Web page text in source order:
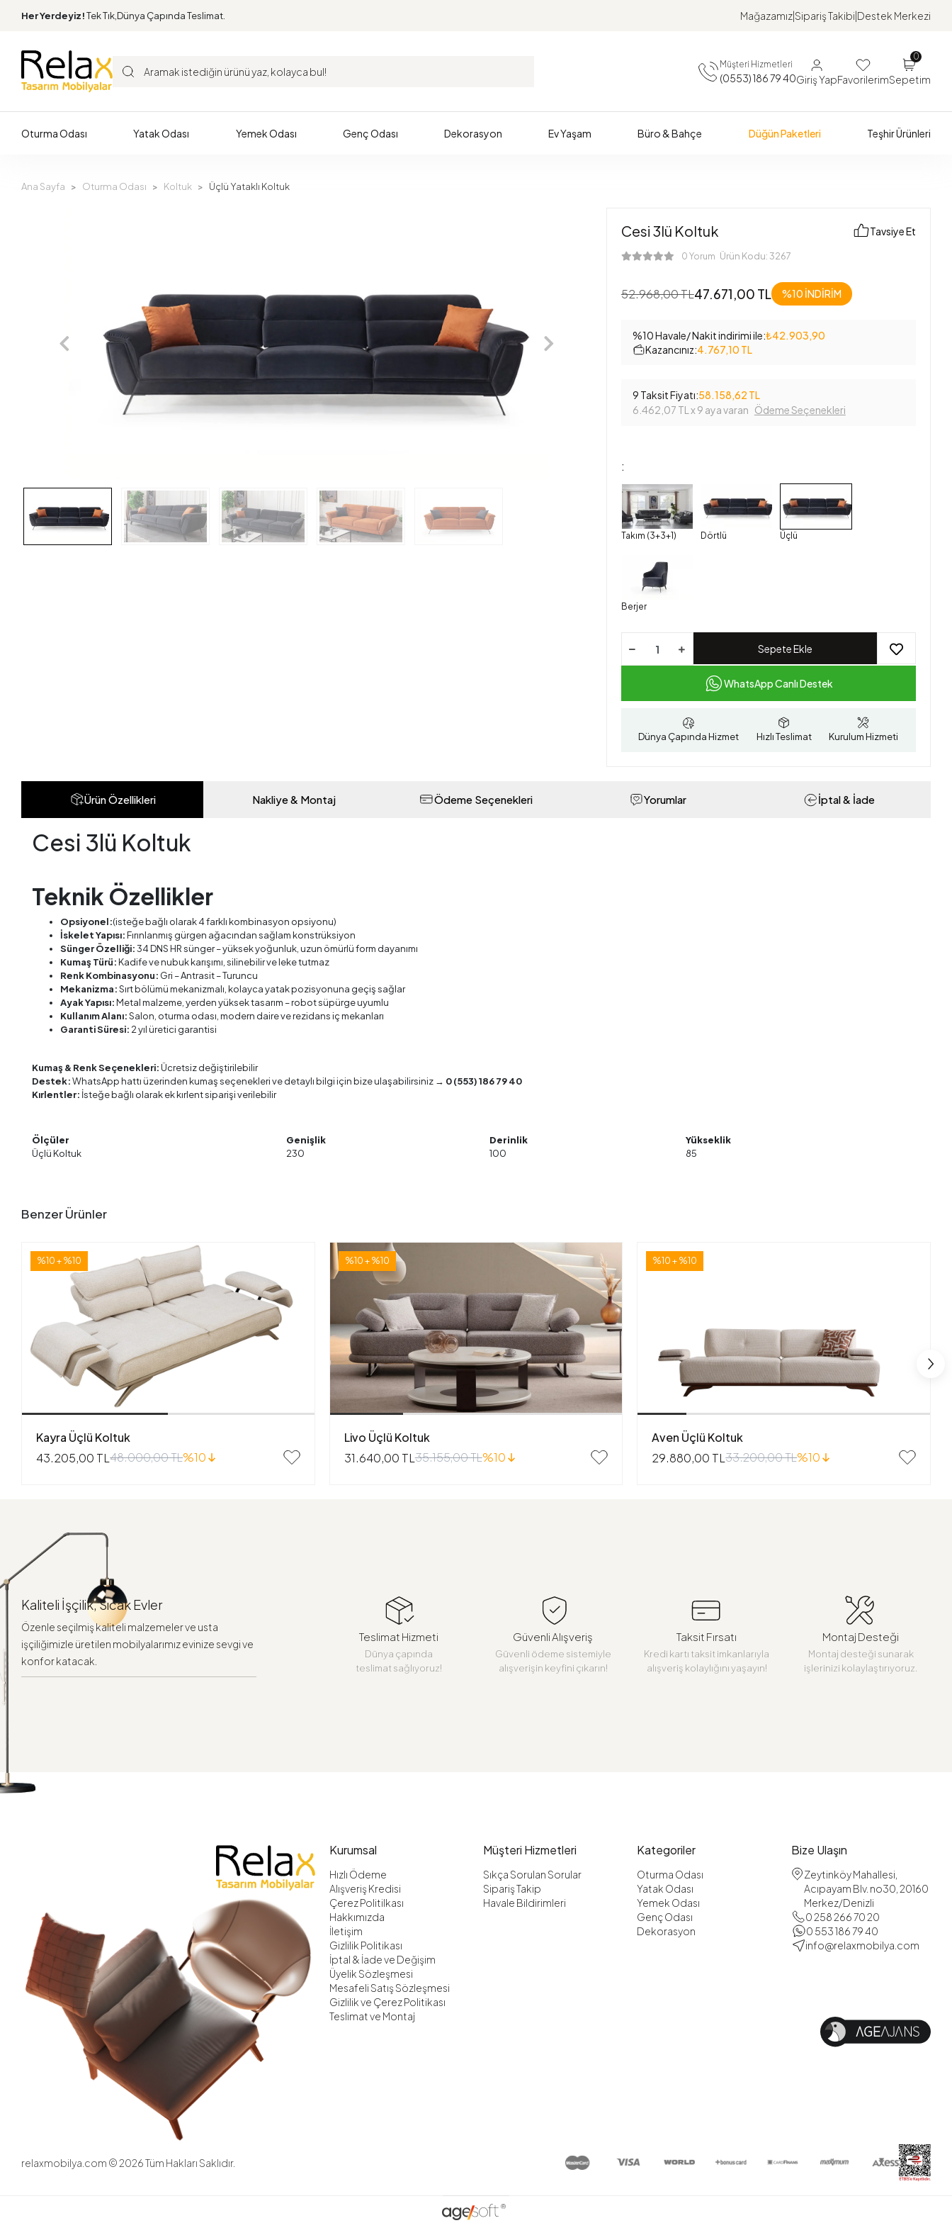
Her Yerdeyiz!Tek Tık,Dünya Çapında Teslimat. MağazamızSipariş Takibi Destek Merkezi
Müşteri Hizmetleri
(0553) 186 79 40Giriş YapFavorilerim
0
Sepetim
Oturma Odası Yatak Odası Yemek Odası Genç Odası Dekorasyon Ev Yaşam Büro & Bahçe Düğün Paketleri Teşhir Ürünleri
Ana Sayfa Oturma Odası Koltuk Üçlü Yataklı Koltuk
Cesi 3lü Koltuk
0 Yorum Ürün Kodu: 3267
Tavsiye Et
52.968,00 TL47.671,00 TL %10 İNDİRİM
%10 Havale/ Nakit indirimi ile:₺42.903,90
Kazancınız:4.767,10 TL
9 Taksit Fiyatı:58.158,62 TL
6.462,07 TL x 9 aya varan Ödeme Seçenekleri
:
Takım (3+3+1) Dörtlü Üçlü
Berjer
Sepete Ekle
WhatsApp Canlı Destek
Dünya Çapında Hizmet Hızlı Teslimat Kurulum Hizmeti
Ürün Özellikleri Nakliye & Montaj Ödeme Seçenekleri Yorumlar İptal & İade
Cesi 3lü Koltuk
Teknik Özellikler
Opsiyonel:(isteğe bağlı olarak 4 farklı kombinasyon opsiyonu)
İskelet Yapısı:Fırınlanmış gürgen ağacından sağlam konstrüksiyon
Sünger Özelliği:34 DNS HR sünger – yüksek yoğunluk, uzun ömürlü form dayanımı
Kumaş Türü:Kadife ve nubuk karışımı, silinebilir ve leke tutmaz
Renk Kombinasyonu: Gri – Antrasit – Turuncu
Mekanizma:Sırt bölümü mekanizmalı, kolayca yatak pozisyonuna geçiş sağlar
Ayak Yapısı:Metal malzeme, yerden yüksek tasarım – robot süpürge uyumlu
Kullanım Alanı:Salon, oturma odası, modern daire ve rezidans iç mekanları
Garanti Süresi: 2 yıl üretici garantisi
Kumaş & Renk Seçenekleri:Ücretsiz değiştirilebilir
Destek:WhatsApp hattı üzerinden kumaş seçenekleri ve detaylı bilgi için bize ulaşabilirsiniz → 0 (553) 186 79 40
Kırlentler: İsteğe bağlı olarak ek kırlent siparişi verilebilir
Ölçüler Genişlik Derinlik
Yükseklik
Üçlü Koltuk
230 100 85
Benzer Ürünler
%10 + %10
Kayra Üçlü Koltuk
43.205,00 TL48.000,00 TL%10
%10 + %10
Livo Üçlü Koltuk
31.640,00 TL35.155,00 TL%10
%10 + %10
Aven Üçlü Koltuk
29.880,00 TL33.200,00 TL%10
Kaliteli İşçilik, Sıcak Evler
Özenle seçilmiş kaliteli malzemeler ve usta
işçiliğimizle üretilen mobilyalarımız evinize sevgi ve
konfor katacak.
Teslimat Hizmeti
Dünya çapında
teslimat sağlıyoruz!
Güvenli Alışveriş
Güvenli ödeme sistemiyle
alışverişin keyfini çıkarın!
Taksit Fırsatı
Kredi kartı taksit imkanlarıyla
alışveriş kolaylığını yaşayın!
Montaj Desteği
Montaj desteği sunarak
işlerinizi kolaylaştırıyoruz.
Kurumsal
Hızlı Ödeme
Alışveriş Kredisi
Çerez Politilkası
Hakkımızda
İletişim
Gizlilik Politikası
İptal & İade ve Değişim
Üyelik Sözleşmesi
Mesafeli Satış Sözleşmesi
Gizlilik ve Çerez Politikası
Teslimat ve Montaj
Müşteri Hizmetleri
Sıkça Sorulan Sorular
Sipariş Takip
Havale Bildirimleri
Kategoriler
Oturma Odası
Yatak Odası
Yemek Odası
Genç Odası
Dekorasyon
Bize Ulaşın
Zeytinköy Mahallesi,
Acıpayam Blv. no30, 20160
Merkez/Denizli
0 258 266 70 20
0 553 186 79 40
info@relaxmobilya.com
relaxmobilya.com ©2026Tüm Hakları Saklıdır.